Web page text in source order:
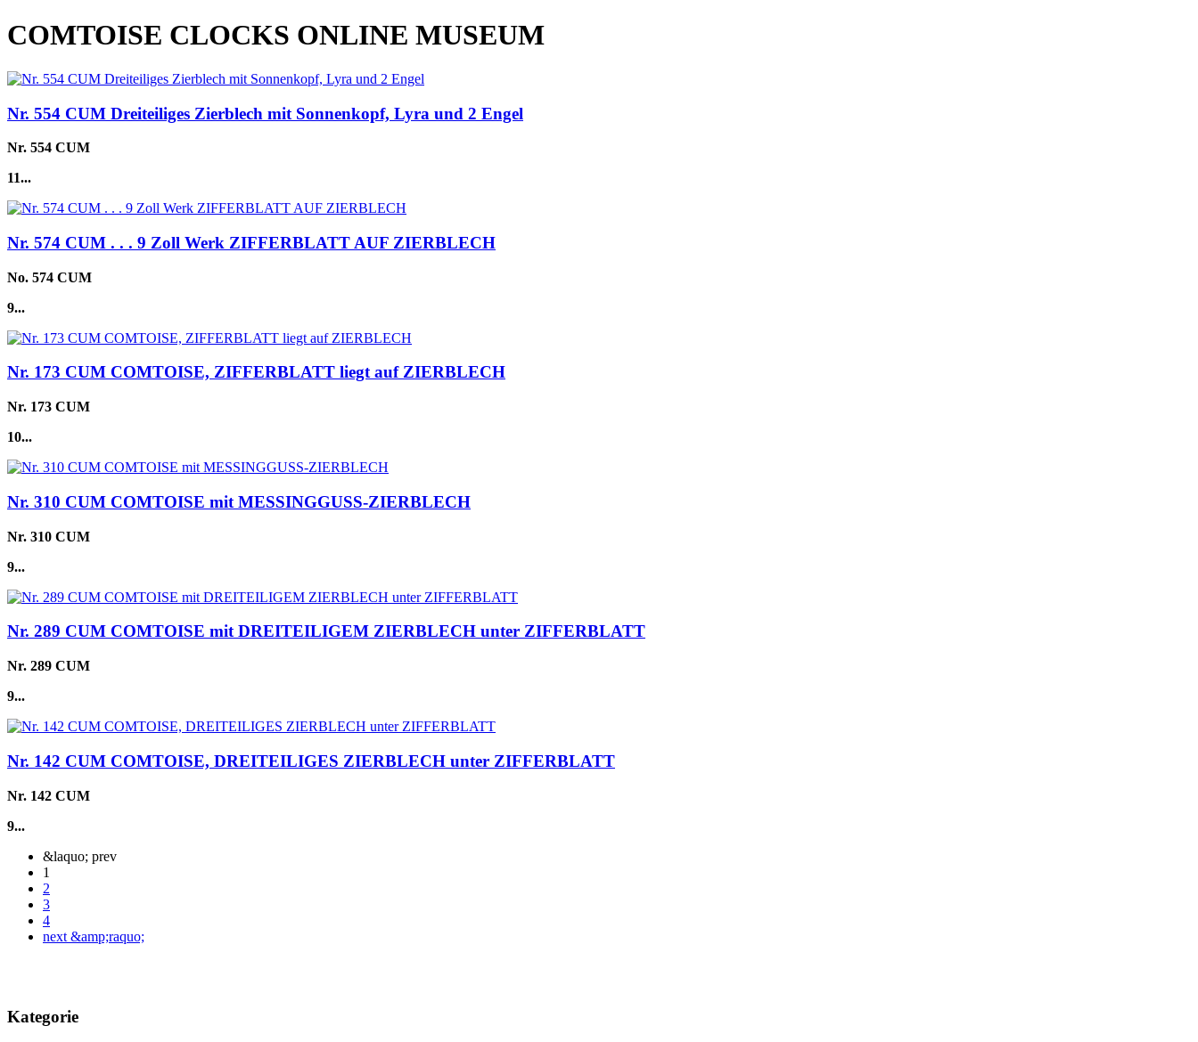
COMTOISE CLOCKS ONLINE MUSEUM
Nr. 554 CUM Dreiteiliges Zierblech mit Sonnenkopf, Lyra und 2 Engel
Nr. 554 CUM
11...
Nr. 574 CUM . . . 9 Zoll Werk ZIFFERBLATT AUF ZIERBLECH
No. 574 CUM
9...
Nr. 173 CUM COMTOISE, ZIFFERBLATT liegt auf ZIERBLECH
Nr. 173 CUM
10...
Nr. 310 CUM COMTOISE mit MESSINGGUSS-ZIERBLECH
Nr. 310 CUM
9...
Nr. 289 CUM COMTOISE mit DREITEILIGEM ZIERBLECH unter ZIFFERBLATT
Nr. 289 CUM
9...
Nr. 142 CUM COMTOISE, DREITEILIGES ZIERBLECH unter ZIFFERBLATT
Nr. 142 CUM
9...
&laquo; prev
1
2
3
4
next &amp;raquo;
Kategorie